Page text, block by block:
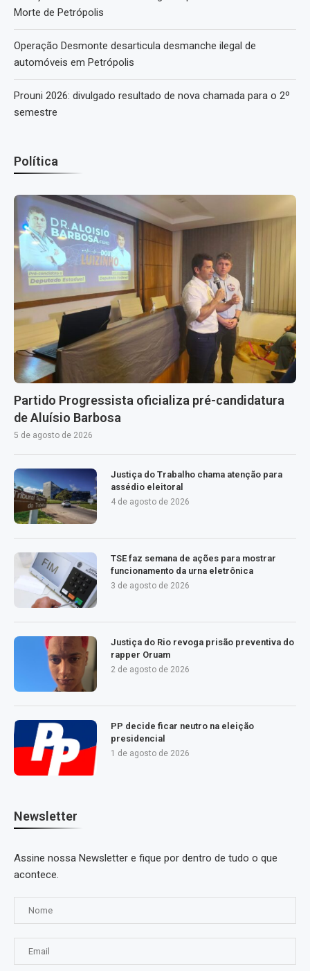
Morte de Petrópolis
Operação Desmonte desarticula desmanche ilegal de
automóveis em Petrópolis
Prouni 2026: divulgado resultado de nova chamada para o 2º
semestre
Política
Partido Progressista oficializa pré-candidatura
de Aluísio Barbosa
5 de agosto de 2026
Justiça do Trabalho chama atenção para
assédio eleitoral
4 de agosto de 2026
TSE faz semana de ações para mostrar
funcionamento da urna eletrônica
3 de agosto de 2026
Justiça do Rio revoga prisão preventiva do
rapper Oruam
2 de agosto de 2026
PP decide ficar neutro na eleição
presidencial
1 de agosto de 2026
Newsletter
Assine nossa Newsletter e fique por dentro de tudo o que
acontece.